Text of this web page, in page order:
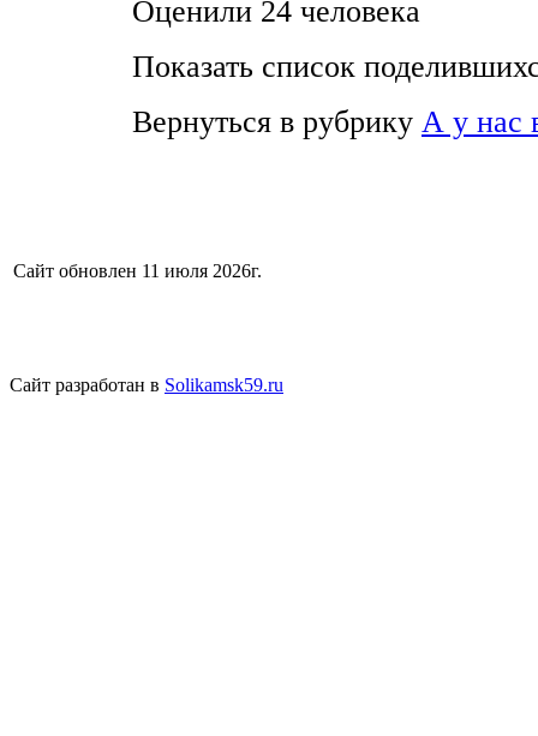
Оценили 24 человека
Показать список
Вернуться в рубрику А у нас
Сайт обновлен 11 июля 2026г.
Сайт разработан в Solikamsk59.ru